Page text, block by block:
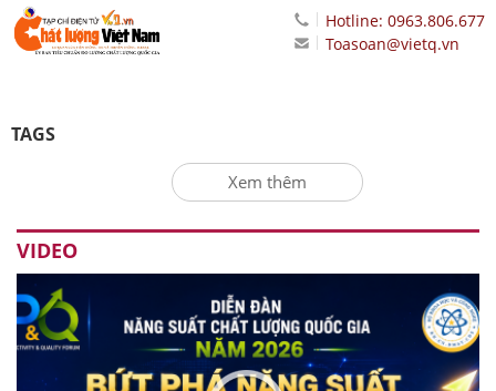
Hotline: 0963.806.677
Toasoan@vietq.vn
TAGS
Xem thêm
VIDEO